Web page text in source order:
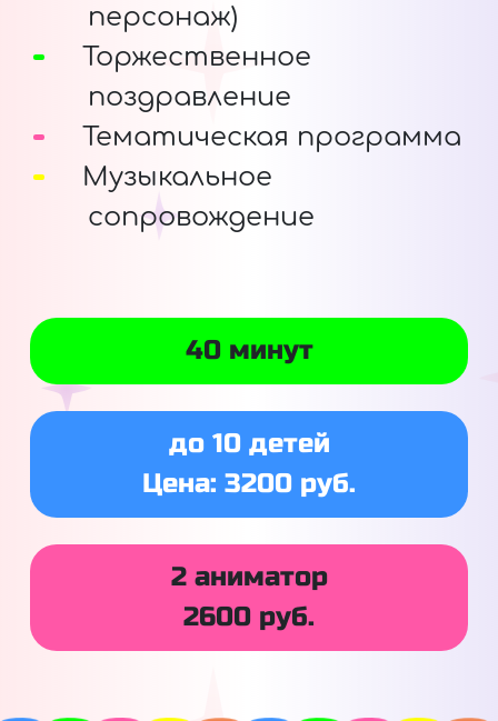
персонаж)
Торжественное
поздравление
Тематическая программа
Музыкальное
сопровождение
40 минут
до 10 детей
Цена: 3200 руб.
2 аниматор
2600 руб.